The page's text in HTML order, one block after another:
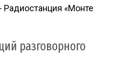
Радиостанция «Монте
разговорного